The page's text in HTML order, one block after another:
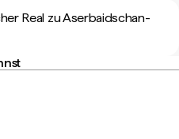
Real zu Aserbaidschan-